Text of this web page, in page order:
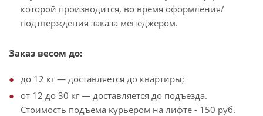
которой производится, во время оформления/
подтверждения заказа менеджером.
Заказ весом до:
до 12 кг — доставляется до квартиры;
от 12 до 30 кг — доставляется до подъезда.
Стоимость подъема курьером на лифте - 150 руб.